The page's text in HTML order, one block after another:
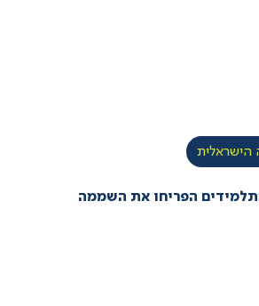
הישראלית
2025: התלמידים הפריחו את השממה